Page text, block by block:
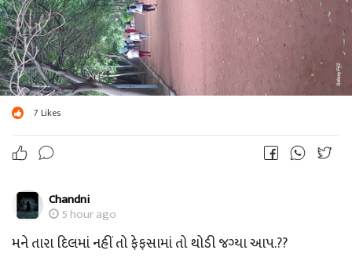
7 Likes
Chandni
5 hour ago
મને તારા દિલમાં નહીં તો ફેફસામાં તો થોડી જગ્યા આપ.??